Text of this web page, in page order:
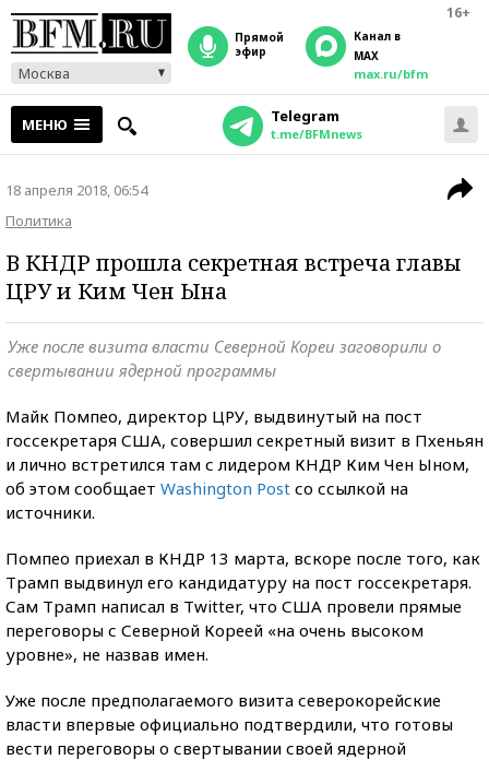
16+
Москва
прямой
эфир
Канал в
MAX
max.ru/bfm
МЕНЮ Telegram
t.me/BFMnews
18 апреля 2018, 06:54
Политика
В КНДР прошла секретная встреча главы
ЦРУ и Ким Чен Ына
Уже после визита власти Северной Кореи заговорили о
свертывании ядерной программы
Майк Помпео, директор ЦРУ, выдвинутый на пост
госсекретаря США, совершил секретный визит в Пхеньян
и лично встретился там с лидером КНДР Ким Чен Ыном,
об этом сообщает Washington Post со ссылкой на
источники.
Помпео приехал в КНДР 13 марта, вскоре после того, как
Трамп выдвинул его кандидатуру на пост госсекретаря.
Сам Трамп написал в Twitter, что США провели прямые
переговоры с Северной Кореей «на очень высоком
уровне», не назвав имен.
Уже после предполагаемого визита северокорейские
власти впервые официально подтвердили, что готовы
вести переговоры о свертывании своей ядерной